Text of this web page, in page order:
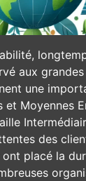
aux
une
et Moyennes
des
ont placé la